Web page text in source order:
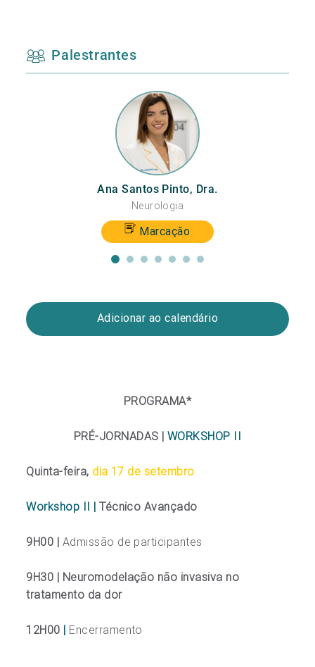
Palestrantes
Ana Santos Pinto, Dra.
Neurologia
Marcação
Adicionar ao calendário
PROGRAMA*
PRÉ-JORNADAS | WORKSHOP II
Quinta-feira, dia 17 de setembro
Workshop II |Técnico Avançado
9H00 | Admissão de participantes
9H30 | Neuromodelação não invasiva no
tratamento da dor
12H00 | Encerramento